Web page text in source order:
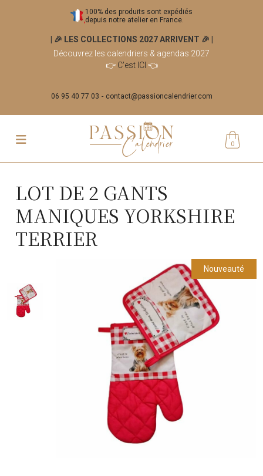
100% des produits sont expédiés
depuis notre atelier en France.
| 🎉 LES COLLECTIONS 2027 ARRIVENT 🎉
Découvrez les calendriers & agendas 2027
👉 C'est ICI 👈
06 95 40 77 03 contact@passioncalendrier.com
0
LOT DE 2 GANTS
MANIQUES YORKSHIRE
TERRIER
Nouveauté